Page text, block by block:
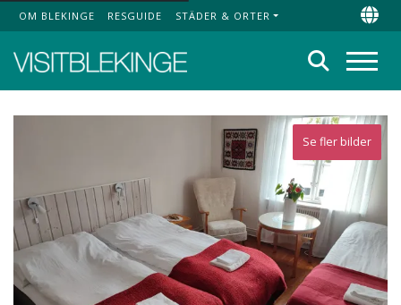
Top Menu
OM BLEKINGE RESGUIDE STÄDER & ORTER
Sök
Se fler bilder